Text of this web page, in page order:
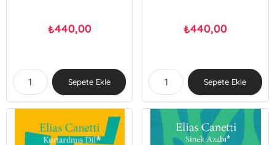
₺440,00
Sepete Ekle
₺440,00
Sepete Ekle